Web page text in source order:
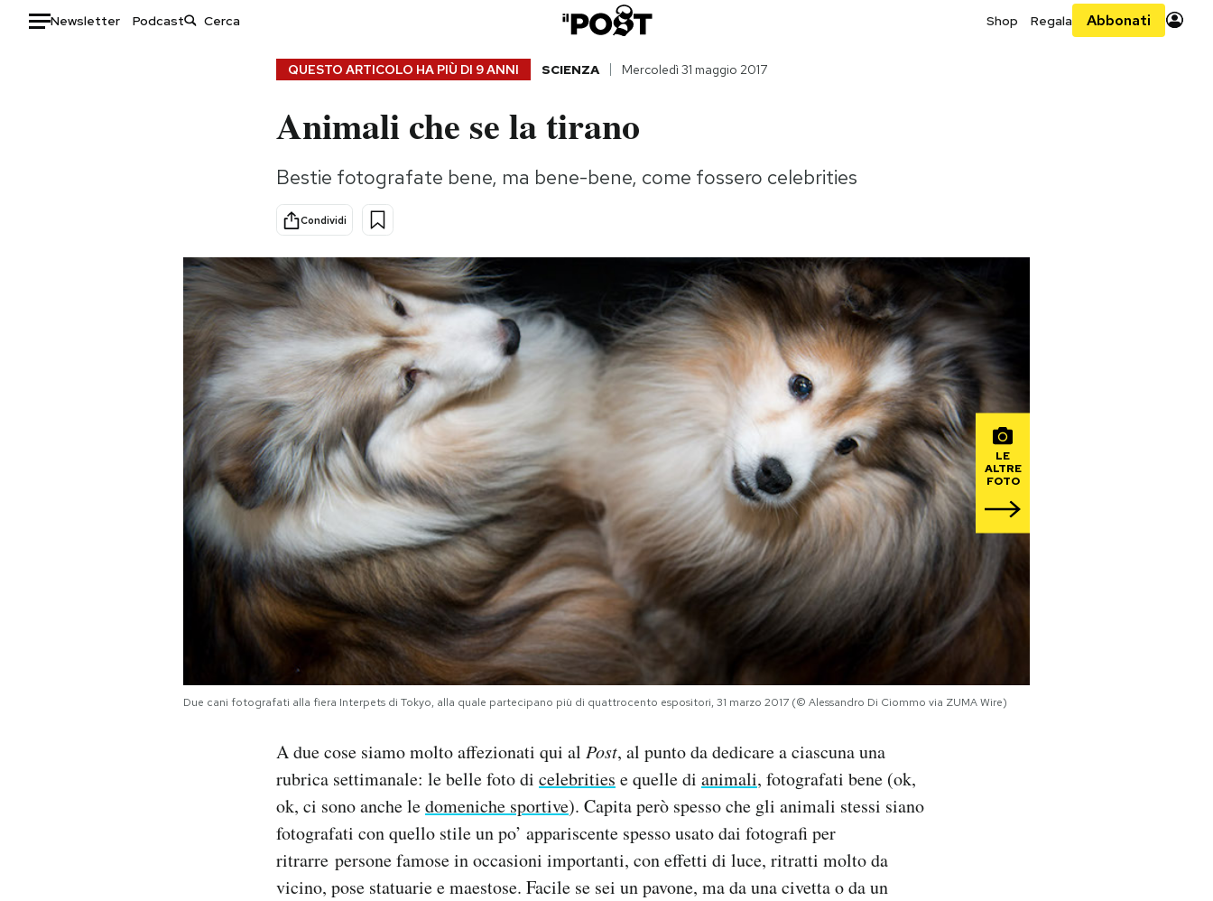
Newsletter Podcast Shop Regala Abbonati
Consumismi
Storie/Idee
Ok Boomer!
Media
Europa
Altrecose
Mondiali calcio 2026
QUESTO ARTICOLO HA PIÙ DI 9 ANNI SCIENZA Mercoledì 31 maggio 2017
Animali che se la tirano
Bestie fotografate bene, ma bene-bene, come fossero celebrities
Condividi
LE
ALTRE
FOTO
Due cani fotografati alla fiera Interpets di Tokyo, alla quale partecipano più di quattrocento espositori, 31 marzo 2017 (© Alessandro Di Ciommo via ZUMA Wire)
A due cose siamo molto affezionati qui al Post, al punto da dedicare a ciascuna una
rubrica settimanale: le belle foto di celebrities e quelle di animali, fotografati bene (ok,
ok, ci sono anche ledomeniche sportive). Capita però spesso che gli animali stessi siano
fotografati con quello stile un po’ appariscente spesso usato dai fotografi per
ritrarre persone famose in occasioni importanti, con effetti di luce, ritratti molto da
vicino, pose statuarie e maestose. Facile se sei un pavone, ma da una civetta o da un